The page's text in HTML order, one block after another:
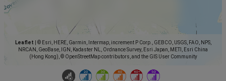
Leaflet
© Esri, HERE, Garmin, Intermap, increment P Corp., GEBCO, USGS, FAO, NPS,
NRCAN, GeoBase, IGN, Kadaster NL, Ordnance Survey, Esri Japan, METI, Esri China
(Hong Kong), © OpenStreetMap contributors, and the GIS User Community